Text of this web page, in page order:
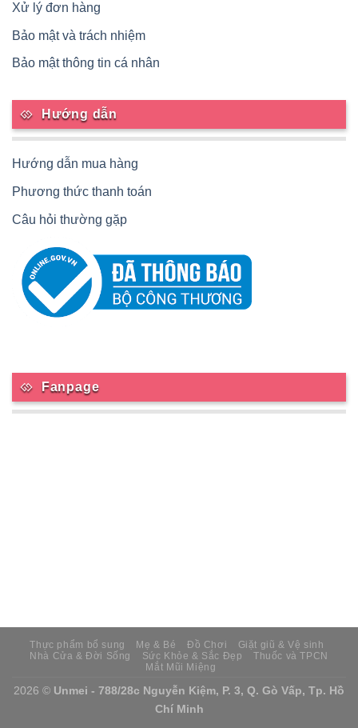
Xử lý đơn hàng
Bảo mật và trách nhiệm
Bảo mật thông tin cá nhân
Hướng dẫn
Hướng dẫn mua hàng
Phương thức thanh toán
Câu hỏi thường gặp
Fanpage
Thực phẩm bổ sung Mẹ & Bé Đồ Chơi
Giặt giũ & Vệ sinh
Nhà Cửa & Đời Sống
Sức Khỏe & Sắc Đẹp
Thuốc và TPCN
Mắt Mũi Miệng
2026 © Unmei - 788/28c Nguyễn Kiệm, P. 3, Q. Gò Vấp, Tp. Hồ
Chí Minh